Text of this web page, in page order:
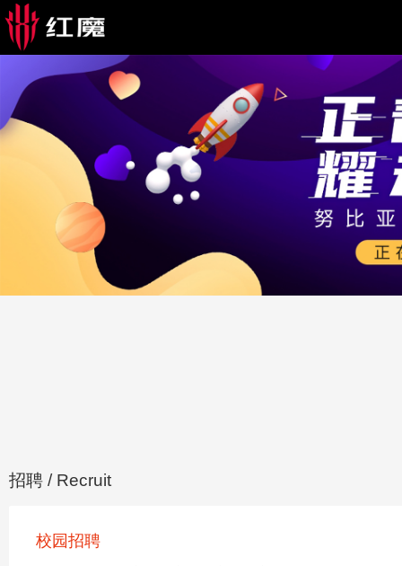
招聘 / Recruit
校园招聘